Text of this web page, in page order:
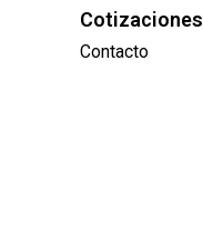
Cotizaciones
Contacto